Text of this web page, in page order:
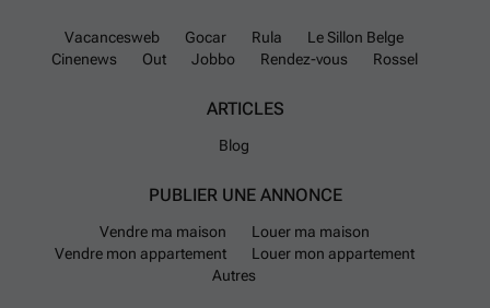
Vacancesweb Gocar Rula
Le Sillon Belge
Cinenews
Out Jobbo Rendez-vous Rossel
ARTICLES
Blog
PUBLIER UNE ANNONCE
Vendre ma maison
Louer ma maison
Vendre mon appartement
Louer mon appartement
Autres